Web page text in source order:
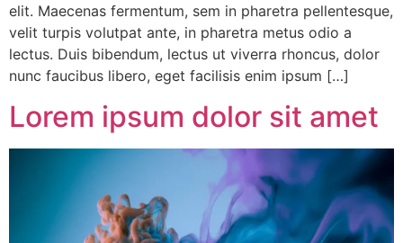
elit. Maecenas fermentum, sem in pharetra pellentesque,
velit turpis volutpat ante, in pharetra metus odio a
lectus. Duis bibendum, lectus ut viverra rhoncus, dolor
nunc faucibus libero, eget facilisis enim ipsum […]
Lorem ipsum dolor sit amet